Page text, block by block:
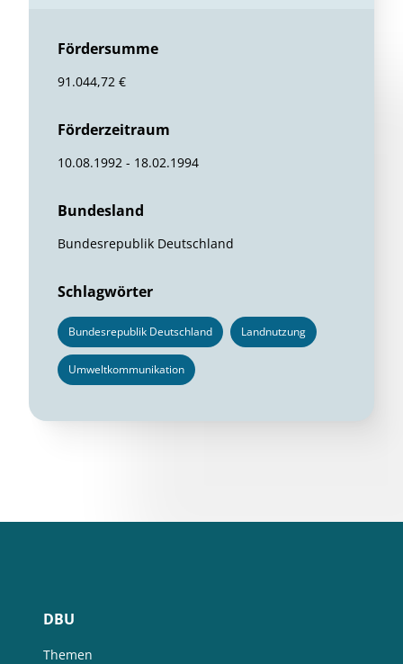
Fördersumme
91.044,72 €
Förderzeitraum
10.08.1992 - 18.02.1994
Bundesland
Bundesrepublik Deutschland
Schlagwörter
Bundesrepublik Deutschland Landnutzung
Umweltkommunikation
DBU
Themen